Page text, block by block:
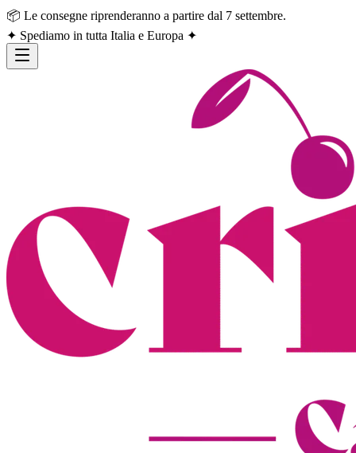
📦 Le consegne riprenderanno a partire dal 7 settembre.
✦ Spediamo in tutta Italia e Europa ✦